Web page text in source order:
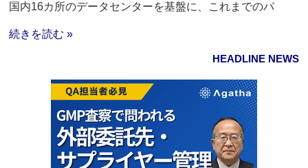
国内16カ所のデータセンターを基盤に、これまでのパ
続きを読む »
HEADLINE NEWS